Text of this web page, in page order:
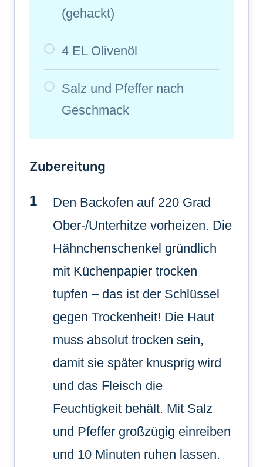
(gehackt)
4 EL Olivenöl
Salz und Pfeffer nach
Geschmack
Zubereitung
Den Backofen auf 220 Grad
Ober-/Unterhitze vorheizen. Die
Hähnchenschenkel gründlich
mit Küchenpapier trocken
tupfen – das ist der Schlüssel
gegen Trockenheit! Die Haut
muss absolut trocken sein,
damit sie später knusprig wird
und das Fleisch die
Feuchtigkeit behält. Mit Salz
und Pfeffer großzügig einreiben
und 10 Minuten ruhen lassen.